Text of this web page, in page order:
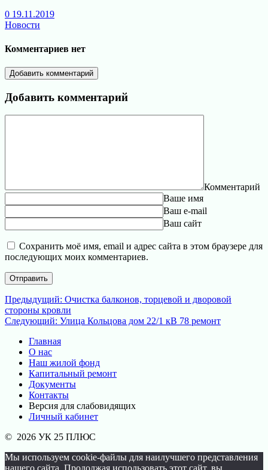
0 19.11.2019
Новости
Комментариев нет
Добавить комментарий
Добавить комментарий
Комментарий
Ваше имя
Ваш e-mail
Ваш сайт
Сохранить моё имя, email и адрес сайта в этом браузере для
последующих моих комментариев.
Навигация
по
записям
Предыдущий: Предыдущая
запись:
Очистка балконов, торцевой и дворовой
стороны кровли
Следующий: Следующая
Улица Кольцова дом 22/1 кВ 78 ремонт
Главная
О нас
Наш жилой фонд
Капитальный ремонт
Документы
Контакты
Версия для слабовидящих
Личный кабинет
© 2026 УК 25 ПЛЮС
Мы используем cookie-файлы для наилучшего представления